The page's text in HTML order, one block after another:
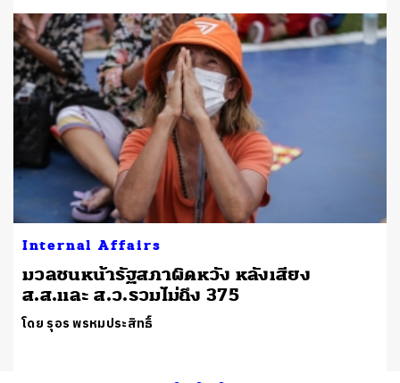
Internal Affairs
มวลชนหน้ารัฐสภาผิดหวัง หลังเสียง
ส.ส.และ ส.ว.รวมไม่ถึง 375
โดย รุอร พรหมประสิทธิ์